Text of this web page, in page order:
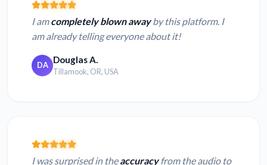
I amcompletely blown awayby this platform. I
am already telling everyone about it!
DA Douglas A.
Tillamook, OR, USA
I was surprised in theaccuracyfrom the audio to